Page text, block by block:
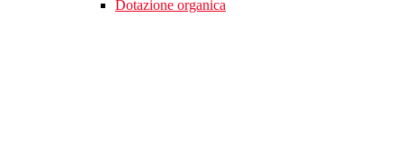
Dotazione organica